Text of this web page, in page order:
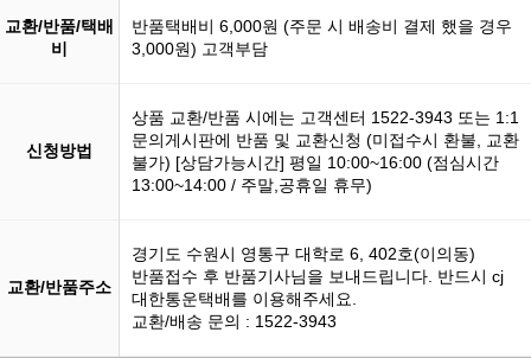
교환/반품/택배
비
반품택배비 6,000원 (주문 시 배송비 결제 했을 경우
3,000원) 고객부담
신청방법
상품 교환/반품 시에는 고객센터 1522-3943 또는 1:1
문의게시판에 반품 및 교환신청 (미접수시 환불, 교환
불가) [상담가능시간] 평일 10:00~16:00 (점심시간
13:00~14:00 / 주말,공휴일 휴무)
교환/반품주소
경기도 수원시 영통구 대학로 6, 402호(이의동)
반품접수 후 반품기사님을 보내드립니다. 반드시 cj
대한통운택배를 이용해주세요.
교환/배송 문의 : 1522-3943